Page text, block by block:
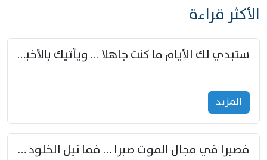
الأكثر قراءة
ستبدي لك الأيام ما كنت جاهلا … ويأتيك بالأخبار من لم تزوّد
المزید
فصبرا في مجال الموت صبرا … فما نيل الخلود بمستطاع